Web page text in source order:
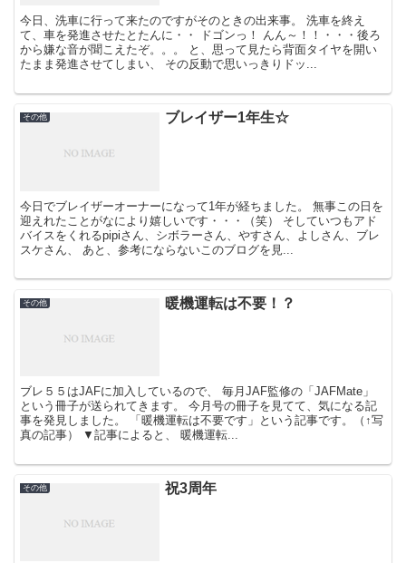
今日、洗車に行って来たのですがそのときの出来事。 洗車を終え
て、車を発進させたとたんに・・ ドゴンっ！ んん～！！・・・後ろ
から嫌な音が聞こえたぞ。。。 と、思って見たら背面タイヤを開い
たまま発進させてしまい、 その反動で思いっきりドッ...
その他 ブレイザー1年生☆
今日でブレイザーオーナーになって1年が経ちました。 無事この日を
迎えれたことがなにより嬉しいです・・・（笑） そしていつもアド
バイスをくれるpipiさん、シボラーさん、やすさん、よしさん、ブレ
スケさん、 あと、参考にならないこのブログを見...
その他 暖機運転は不要！？
ブレ５５はJAFに加入しているので、 毎月JAF監修の「JAFMate」
という冊子が送られてきます。 今月号の冊子を見てて、気になる記
事を発見しました。 「暖機運転は不要です」という記事です。（↑写
真の記事） ▼記事によると、 暖機運転...
その他 祝3周年